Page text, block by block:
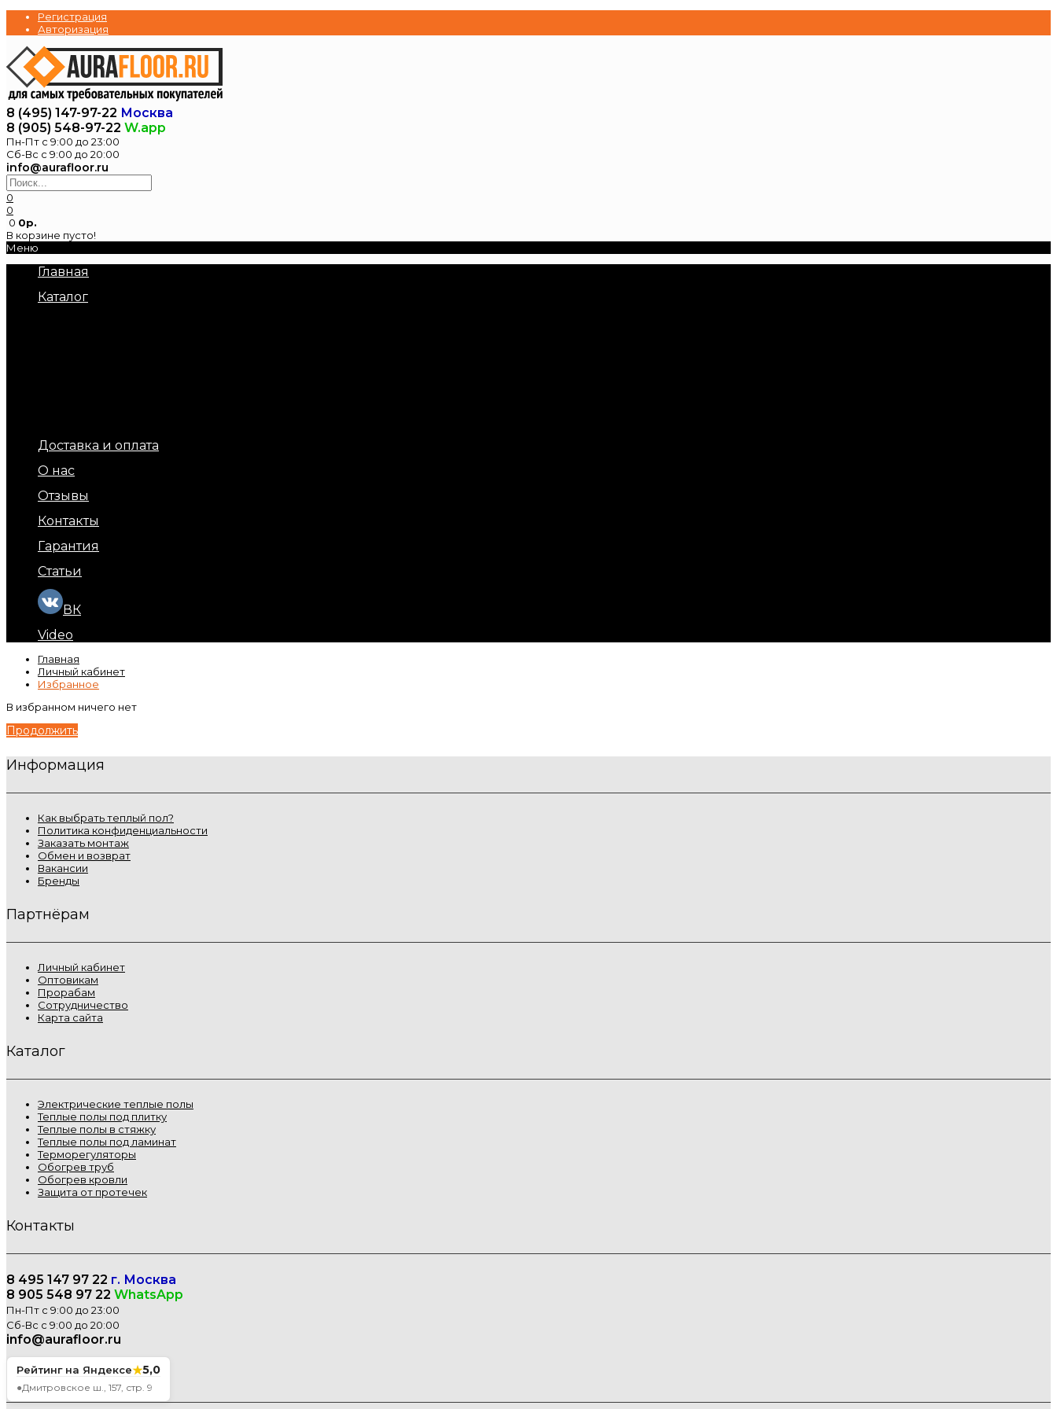
Регистрация
Авторизация
8 (495) 147-97-22 Москва
8 (905) 548-97-22 W.app
Пн-Пт с 9:00 до 23:00
Сб-Вс с 9:00 до 20:00
info@aurafloor.ru
0
0
0 0р.
В корзине пусто!
Меню
Главная
Каталог
Доставка и оплата
О нас
Отзывы
Контакты
Гарантия
Статьи
ВК
Video
Главная
Личный кабинет
Избранное
В избранном ничего нет
Продолжить
Информация
Как выбрать теплый пол?
Политика конфиденциальности
Заказать монтаж
Обмен и возврат
Вакансии
Бренды
Партнёрам
Личный кабинет
Оптовикам
Прорабам
Сотрудничество
Карта сайта
Каталог
Электрические теплые полы
Теплые полы под плитку
Теплые полы в стяжку
Теплые полы под ламинат
Терморегуляторы
Обогрев труб
Обогрев кровли
Защита от протечек
Контакты
8 495 147 97 22 г. Москва
8 905 548 97 22 WhatsApp
Пн-Пт с 9:00 до 23:00
Сб-Вс с 9:00 до 20:00
info@aurafloor.ru
Рейтинг на Яндексе★5,0
●Дмитровское ш., 157, стр. 9